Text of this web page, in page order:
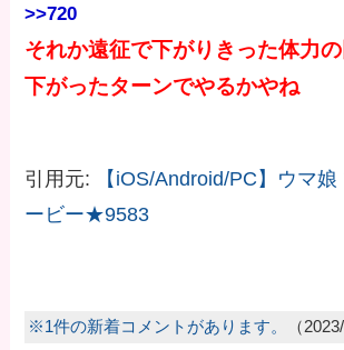
>>720
それか遠征で下がりきった体力
下がったターンでやるかやね
引用元:
【iOS/Android/PC】ウマ
ービー★9583
※1件の新着コメントがあります。 （